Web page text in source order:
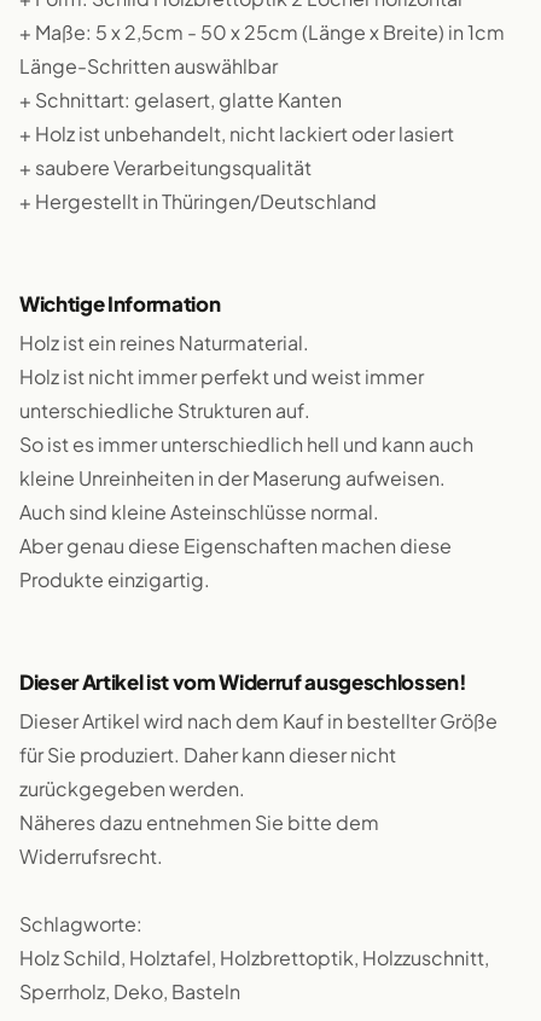
+ Maße: 5 x 2,5cm - 50 x 25cm (Länge x Breite) in 1cm
Länge-Schritten auswählbar
+ Schnittart: gelasert, glatte Kanten
+ Holz ist unbehandelt, nicht lackiert oder lasiert
+ saubere Verarbeitungsqualität
+ Hergestellt in Thüringen/Deutschland
Wichtige Information
Holz ist ein reines Naturmaterial.
Holz ist nicht immer perfekt und weist immer
unterschiedliche Strukturen auf.
So ist es immer unterschiedlich hell und kann auch
kleine Unreinheiten in der Maserung aufweisen.
Auch sind kleine Asteinschlüsse normal.
Aber genau diese Eigenschaften machen diese
Produkte einzigartig.
Dieser Artikel ist vom Widerruf ausgeschlossen!
Dieser Artikel wird nach dem Kauf in bestellter Größe
für Sie produziert. Daher kann dieser nicht
zurückgegeben werden.
Näheres dazu entnehmen Sie bitte dem
Widerrufsrecht.
Schlagworte:
Holz Schild, Holztafel, Holzbrettoptik, Holzzuschnitt,
Sperrholz, Deko, Basteln